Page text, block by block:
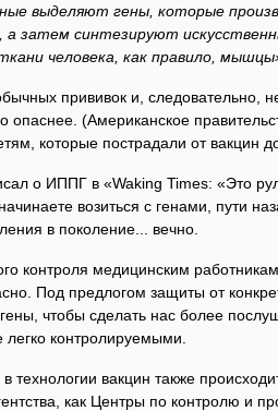
выделяют гены, которые
а затем синтезируют
человека, как правило,
прививок и, следовательно,
опаснее. (Американское
которые пострадали от вакцин
о ИППГ в «Waking Times: «Это
возиться с генами, пути
в поколение... вечно.
контроля медицинским
Под предлогом защиты от
чтобы сделать нас более
контролируемыми.
технологии вакцин также
как Центры по контролю и